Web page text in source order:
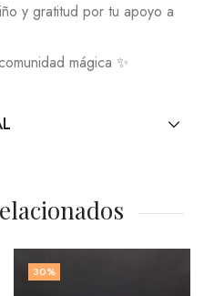
y gratitud por tu apoyo a
mágica ✨